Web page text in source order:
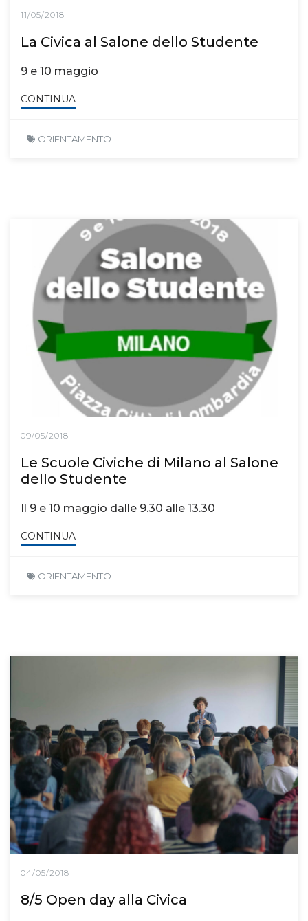
11/05/2018
La Civica al Salone dello Studente
9 e 10 maggio
CONTINUA
ORIENTAMENTO
09/05/2018
Le Scuole Civiche di Milano al Salone
dello Studente
Il 9 e 10 maggio dalle 9.30 alle 13.30
CONTINUA
ORIENTAMENTO
04/05/2018
8/5 Open day alla Civica